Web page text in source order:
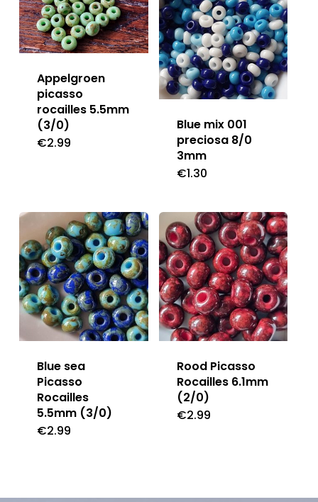
Appelgroen
picasso
rocailles 5.5mm
(3/0)
€2.99
Blue mix 001
preciosa 8/0
3mm
€1.30
Blue sea
Picasso
Rocailles
5.5mm (3/0)
€2.99
Rood Picasso
Rocailles 6.1mm
(2/0)
€2.99